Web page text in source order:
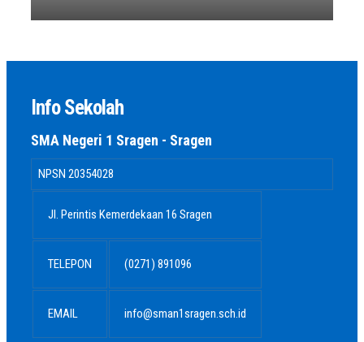
Info Sekolah
SMA Negeri 1 Sragen - Sragen
NPSN 20354028
Jl. Perintis Kemerdekaan 16 Sragen
TELEPON (0271) 891096
EMAIL info@sman1sragen.sch.id